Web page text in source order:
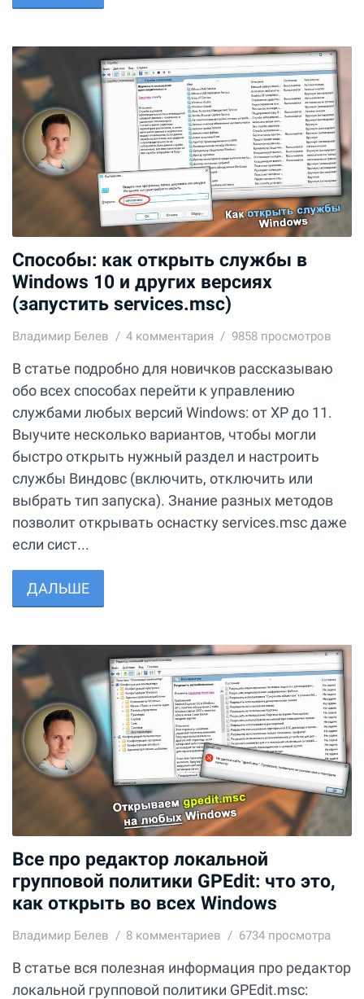
Способы: как открыть службы в
Windows 10 и других версиях
(запустить services.msc)
Владимир Белев 4 комментария 9858 просмотров
В статье подробно для новичков рассказываю
обо всех способах перейти к управлению
службами любых версий Windows: от XP до 11.
Выучите несколько вариантов, чтобы могли
быстро открыть нужный раздел и настроить
службы Виндовс (включить, отключить или
выбрать тип запуска). Знание разных методов
позволит открывать оснастку services.msc даже
если сист...
ДАЛЬШЕ
Все про редактор локальной
групповой политики GPEdit: что это,
как открыть во всех Windows
Владимир Белев 8 комментариев 6734 просмотра
В статье вся полезная информация про редактор
локальной групповой политики GPEdit.msc: